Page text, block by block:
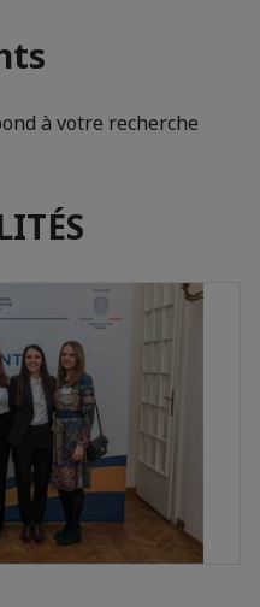
à votre recherche